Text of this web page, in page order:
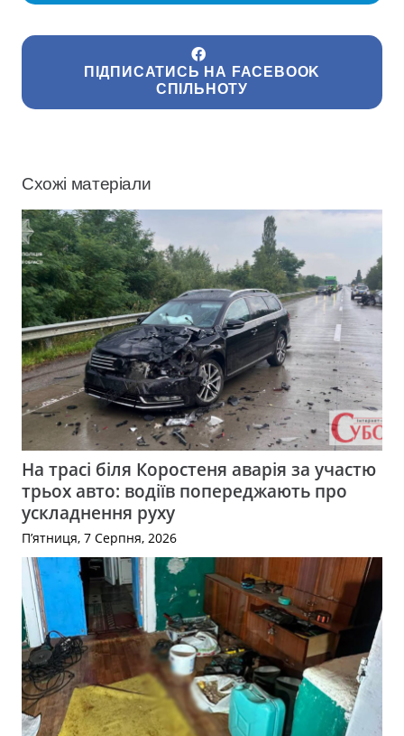
ПІДПИСАТИСЬ НА FACEBOOK
СПІЛЬНОТУ
Схожі матеріали
На трасі біля Коростеня аварія за участю
трьох авто: водіїв попереджають про
ускладнення руху
П’ятниця, 7 Серпня, 2026